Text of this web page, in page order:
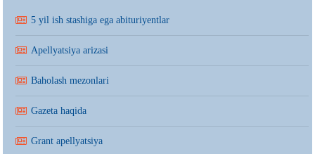
5 yil ish stashiga ega abituriyentlar
Apellyatsiya arizasi
Baholash mezonlari
Gazeta haqida
Grant apellyatsiya